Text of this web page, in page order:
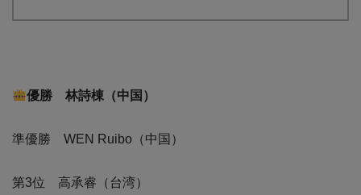
優勝 林詩棟（中国）
準優勝 WEN Ruibo（中国）
第3位 高承睿（台湾）